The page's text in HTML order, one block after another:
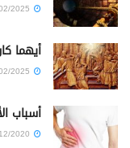
أيهما
أسباب